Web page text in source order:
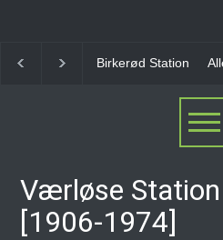
Allerød Station
Værløse
[1906-1974]